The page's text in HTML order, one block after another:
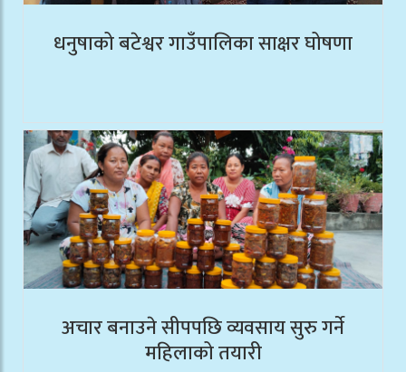
धनुषाको बटेश्वर गाउँपालिका साक्षर घोषणा
अचार बनाउने सीपपछि व्यवसाय सुरु गर्ने
महिलाको तयारी